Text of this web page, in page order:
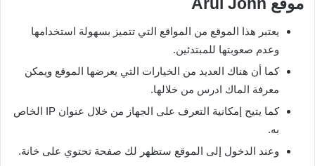
يعتبر هذا الموقع من المواقع التي تتميز بسهولة استخدامها
وعدم صعوبتها للمبتدئين.
كما أن هناك العديد من الخيارات التي يعرضها الموقع ويمكن
معرفة الماك ادرس من خلالها.
كما يتيح إمكانية التعرف على الجهاز من خلال عنوان IP الخاص
به.
وعند الدخول إلى الموقع ستظهر لك صفحة تحتوي على خانة.